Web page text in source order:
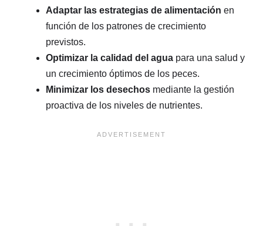
Adaptar las estrategias de alimentación en
función de los patrones de crecimiento
previstos.
Optimizar la calidad del agua para una salud y
un crecimiento óptimos de los peces.
Minimizar los desechos mediante la gestión
proactiva de los niveles de nutrientes.